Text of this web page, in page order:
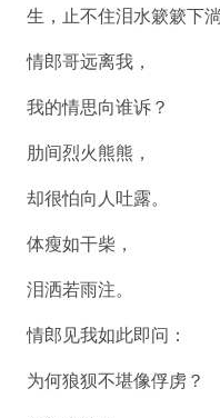
生，止不住泪水簌簌下
情郎哥远离我，
我的情思向谁诉？
肋间烈火熊熊，
却很怕向人吐露。
体瘦如干柴，
泪洒若雨注。
情郎见我如此即问：
为何狼狈不堪像俘虏？